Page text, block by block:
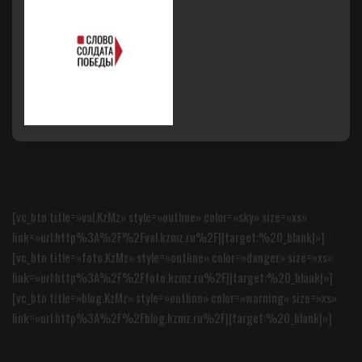
[vc_btn title=»val.KzMz» style=»outline» color=»sky» size=»xs»
link=»url:http%3A%2F%2Fval.kzmz.ru%2F||target:%20_blank|»]
[vc_btn title=»foto.KzMz» style=»outline» color=»danger» size=»xs»
link=»url:http%3A%2F%2Ffoto.kzmz.ru%2F||target:%20_blank|»]
[vc_btn title=»blog.KzMz» style=»outline» color=»warning» size=»xs»
link=»url:http%3A%2F%2Fblog.kzmz.ru%2F||target:%20_blank|»]